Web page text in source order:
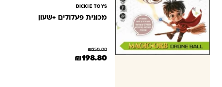
DICKIE TOYS
מכונית פעלולים +שעון
₪250.00
המחיר המקורי היה: ₪250.00.
₪198.80